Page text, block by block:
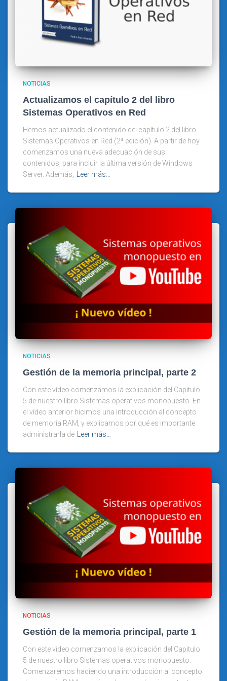
NOTICIAS
Actualizamos el capítulo 2 del libro
Sistemas Operativos en Red
Hemos actualizado el contenido del capítulo 2 del libro
Sistemas Operativos en Red (2ª edición). A partir de hoy
comenzamos una nueva adecuación de sus
contenidos, para incluir la última versión de Windows
Server. Además,
Leer más…
NOTICIAS
Gestión de la memoria principal, parte 2
Con este vídeo comenzamos la explicación del Capitulo
5 de nuestro libro Sistemas operativos monopuesto. En
el vídeo anterior hicimos una introducción al concepto
de memoria RAM, y explicamos por qué es importante
administrarla de
Leer más…
NOTICIAS
Gestión de la memoria principal, parte 1
Con este vídeo comenzamos la explicación del Capitulo
5 de nuestro libro Sistemas operativos monopuesto.
Comenzaremos haciendo una introducción al concepto